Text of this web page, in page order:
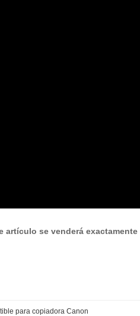
artículo se venderá
para copiadora Canon